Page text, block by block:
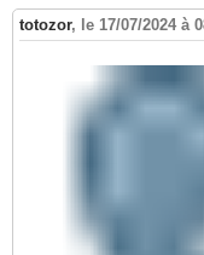
totozor, le 17/07/2024 à